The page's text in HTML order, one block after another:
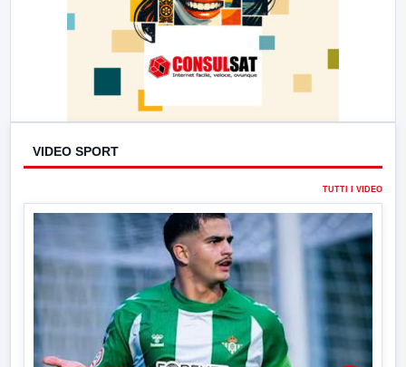
VIDEO SPORT
TUTTI I VIDEO